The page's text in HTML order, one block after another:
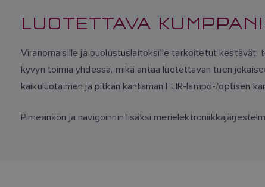
LUOTETTAVA
Viranomaisille ja puolustuslaitoksille tarkoitetut
kyvyn toimia yhdessä, mikä antaa luotettavan tuen
kaikuluotaimen ja pitkän kantaman FLIR-lämpö-/optisen
Pimeänäön ja navigoinnin lisäksi